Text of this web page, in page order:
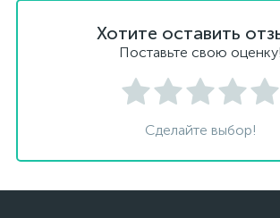
Хотите оставить
Поставьте свою оценку!
Сделайте выбор!